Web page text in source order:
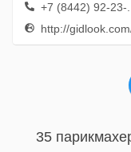
+7 (8442) 92-23-...
http://
35